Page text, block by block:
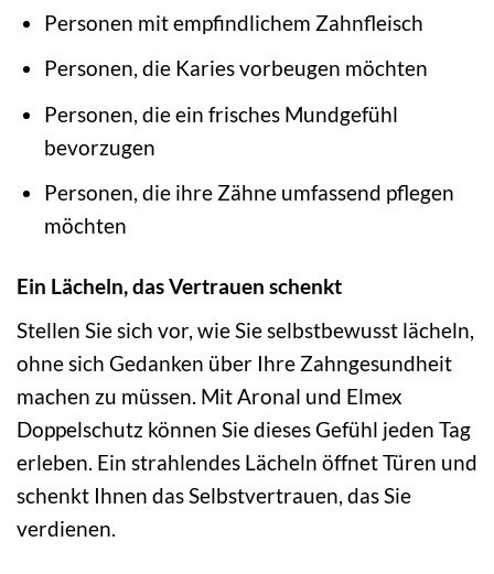
Personen mit empfindlichem Zahnfleisch
Personen, die Karies vorbeugen möchten
Personen, die ein frisches Mundgefühl
bevorzugen
Personen, die ihre Zähne umfassend pflegen
möchten
Ein Lächeln, das Vertrauen schenkt
Stellen Sie sich vor, wie Sie selbstbewusst lächeln,
ohne sich Gedanken über Ihre Zahngesundheit
machen zu müssen. Mit Aronal und Elmex
Doppelschutz können Sie dieses Gefühl jeden Tag
erleben. Ein strahlendes Lächeln öffnet Türen und
schenkt Ihnen das Selbstvertrauen, das Sie
verdienen.